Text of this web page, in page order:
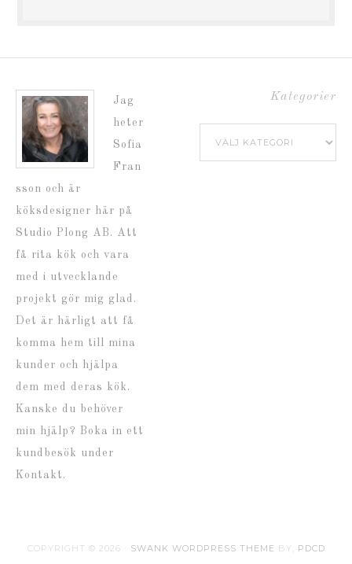
Jag
heter
Sofia
Fran
sson och är
köksdesigner här på
Studio Plong AB. Att
få rita kök och vara
med i utvecklande
projekt gör mig glad.
Det är härligt att få
komma hem till mina
kunder och hjälpa
dem med deras kök.
Kanske du behöver
min hjälp? Boka in ett
kundbesök under
Kontakt.
Kategorier
Kategorier
COPYRIGHT © 2026 · SWANK WORDPRESS THEME BY, PDCD